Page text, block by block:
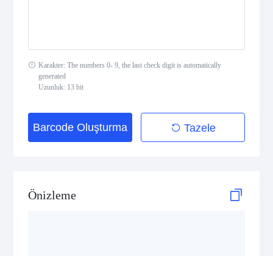
Karakter: The numbers 0- 9, the last check digit is automatically
generated
Uzunluk: 13 bit
Barcode Oluşturma Tazele
Önizleme